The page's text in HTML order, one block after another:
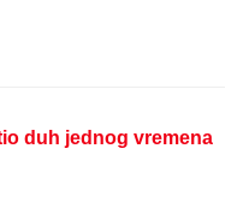
duh jednog vremena